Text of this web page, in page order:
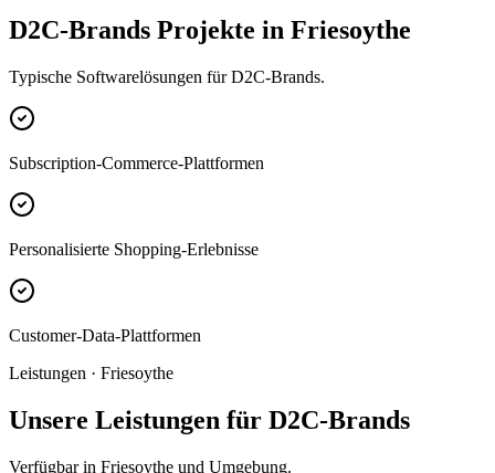
D2C-Brands Projekte in Friesoythe
Typische Softwarelösungen für D2C-Brands.
Subscription-Commerce-Plattformen
Personalisierte Shopping-Erlebnisse
Customer-Data-Plattformen
Leistungen · Friesoythe
Unsere Leistungen für D2C-Brands
Verfügbar in Friesoythe und Umgebung.